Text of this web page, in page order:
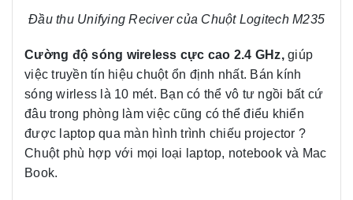
Đầu thu Unifying Reciver của Chuột Logitech M235
Cường độ sóng wireless cực cao 2.4 GHz,giúp
việc truyền tín hiệu chuột ổn định nhất. Bán kính
sóng wirless là 10 mét. Bạn có thể vô tư ngồi bất cứ
đâu trong phòng làm việc cũng có thể điểu khiển
được laptop qua màn hình trình chiếu projector ?
Chuột phù hợp với mọi loại laptop, notebook và Mac
Book.